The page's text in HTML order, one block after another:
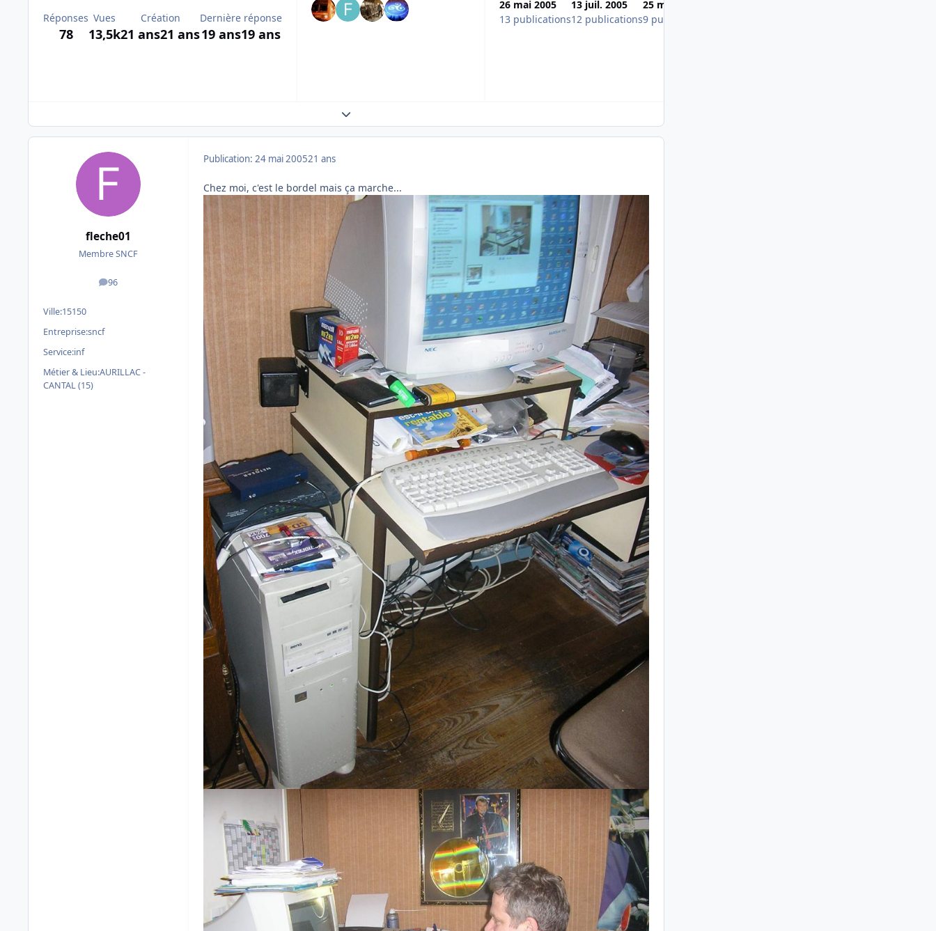
Réponses
78
Vues
13,5k
Création
21 ans21 ans
Dernière réponse
19 ans19 ans
26 mai 2005
13 publications
13 juil. 2005
12 publications
25 mai 2005
9 publications
Expand topic overview
fleche01
Membre SNCF
96
messages
Ville:15150
Entreprise:sncf
Service:inf
Métier & Lieu:AURILLAC -
CANTAL (15)
Publication: 24 mai 200521 ans
Chez moi, c'est le bordel mais ça marche...